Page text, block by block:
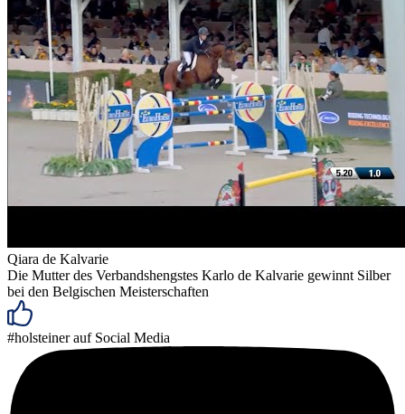
Qiara de Kalvarie
Die Mutter des Verbandshengstes Karlo de Kalvarie gewinnt Silber
bei den Belgischen Meisterschaften
#holsteiner auf Social Media